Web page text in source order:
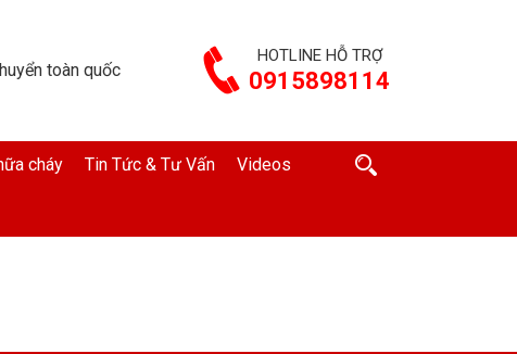
toàn quốc
HOTLINE HỖ TRỢ
0915898114
cháy Tin Tức & Tư Vấn Videos